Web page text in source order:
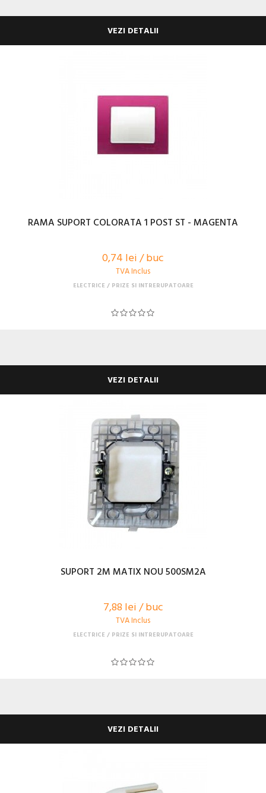
VEZI DETALII
RAMA SUPORT COLORATA 1 POST ST - MAGENTA
0,74 lei / buc
TVA Inclus
ELECTRICE PRIZE SI INTRERUPATOARE
VEZI DETALII
SUPORT 2M MATIX NOU 500SM2A
7,88 lei / buc
TVA Inclus
ELECTRICE PRIZE SI INTRERUPATOARE
VEZI DETALII